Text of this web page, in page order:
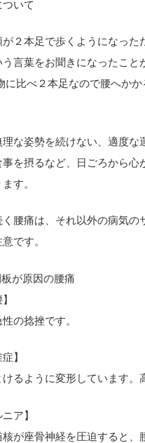
いて
が２本足で歩くようになった
言葉をお聞きになったこと
に比べ２本足なので腰へか
な姿勢を続けない、適度な
事を摂るなど、日ごろから心
す。
く腰痛は、それ以外の病気の
です。
が原因の腰痛
の捻挫です。
】
るように変形しています。
ア】
が座骨神経を圧迫すると、